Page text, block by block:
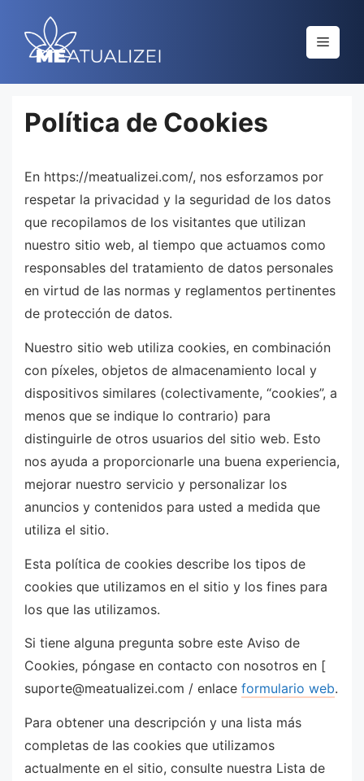
contenido
Menú
Política de Cookies
En https://meatualizei.com/, nos esforzamos por
respetar la privacidad y la seguridad de los datos
que recopilamos de los visitantes que utilizan
nuestro sitio web, al tiempo que actuamos como
responsables del tratamiento de datos personales
en virtud de las normas y reglamentos pertinentes
de protección de datos.
Nuestro sitio web utiliza cookies, en combinación
con píxeles, objetos de almacenamiento local y
dispositivos similares (colectivamente, “cookies”, a
menos que se indique lo contrario) para
distinguirle de otros usuarios del sitio web. Esto
nos ayuda a proporcionarle una buena experiencia,
mejorar nuestro servicio y personalizar los
anuncios y contenidos para usted a medida que
utiliza el sitio.
Esta política de cookies describe los tipos de
cookies que utilizamos en el sitio y los fines para
los que las utilizamos.
Si tiene alguna pregunta sobre este Aviso de
Cookies, póngase en contacto con nosotros en [
suporte@meatualizei.com / enlace formulario web.
Para obtener una descripción y una lista más
completas de las cookies que utilizamos
actualmente en el sitio, consulte nuestra Lista de